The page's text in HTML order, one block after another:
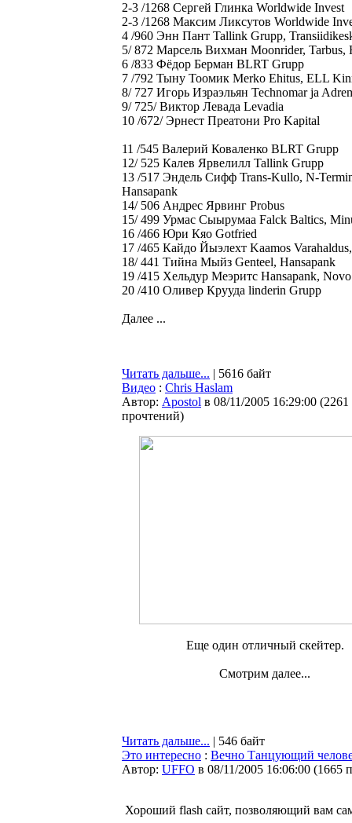
2-3 /1268 Сергей Глинка Worldwide Invest
2-3 /1268 Максим Ликсутов Worldwide
4 /960 Энн Пант Tallink Grupp,
5/ 872 Марсель Вихман Moonrider, Tarbus,
6 /833 Фёдор Берман BLRT Grupp
7 /792 Тыну Тоомик Merko Ehitus, ELL
8/ 727 Игорь Израэльян Technomar ja
9/ 725/ Виктор Левада Levadia
10 /672/ Эрнест Преатони Pro Kapital
11 /545 Валерий Коваленко BLRT Grupp
12/ 525 Калев Ярвелилл Tallink Grupp
13 /517 Эндель Сифф Trans-Kullo, N-
Hansapank
14/ 506 Андрес Ярвинг Probus
15/ 499 Урмас Сыырумаа Falck Baltics,
16 /466 Юри Кяо Gotfried
17 /465 Кайдо Йыэлехт Kaamos
18/ 441 Тийна Мыйз Genteel, Hansapank
19 /415 Хельдур Меэритс Hansapank,
20 /410 Оливер Крууда linderin Grupp
Далее ...
Читать дальше... | 5616 байт
Видео : Chris Haslam
Автор: Apostol в 08/11/2005 16:29:00 (2261
прочтений)
Еще один отличный скейтер.
Смотрим далее...
Читать дальше... | 546 байт
Это интересно : Вечно Танцующий
Автор: UFFO в 08/11/2005 16:06:00 (1665
Хороший flash сайт, позволяющий вам